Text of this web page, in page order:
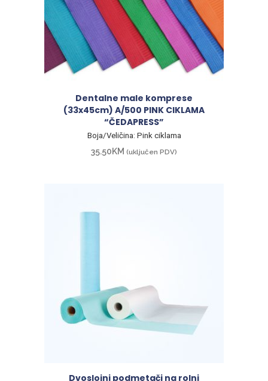
Dentalne male komprese
(33x45cm) A/500 PINK CIKLAMA
“ČEDAPRESS”
Boja/Veličina: Pink ciklama
35.50KM (uključen PDV)
Dvoslojni podmetači na rolni